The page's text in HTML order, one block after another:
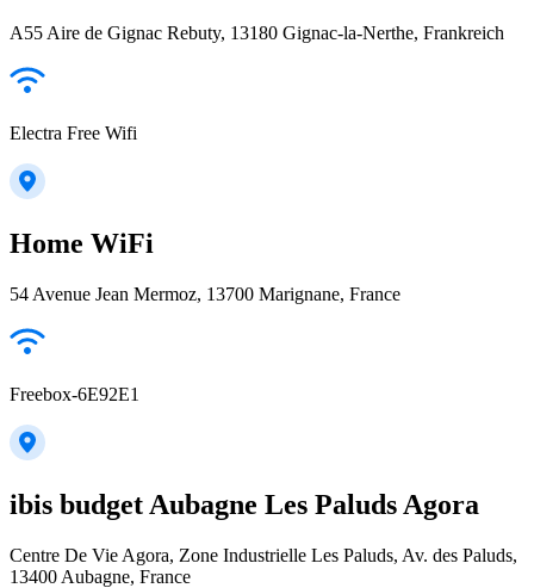
A55 Aire de Gignac Rebuty, 13180 Gignac-la-Nerthe, Frankreich
Electra Free Wifi
Home WiFi
54 Avenue Jean Mermoz, 13700 Marignane, France
Freebox-6E92E1
ibis budget Aubagne Les Paluds Agora
Centre De Vie Agora, Zone Industrielle Les Paluds, Av. des Paluds,
13400 Aubagne, France